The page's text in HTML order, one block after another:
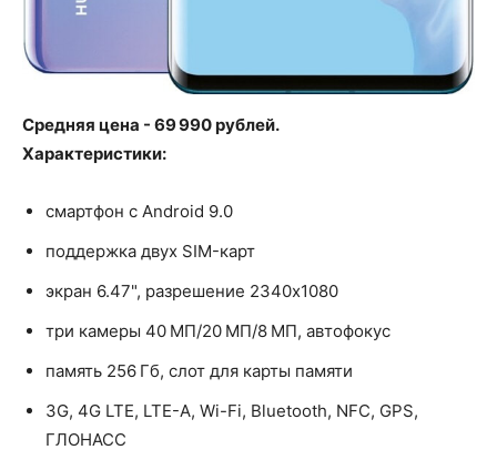
Средняя цена - 69 990 рублей.
Характеристики:
смартфон с Android 9.0
поддержка двух SIM-карт
экран 6.47", разрешение 2340x1080
три камеры 40 МП/20 МП/8 МП, автофокус
память 256 Гб, слот для карты памяти
3G, 4G LTE, LTE-A, Wi-Fi, Bluetooth, NFC, GPS,
ГЛОНАСС